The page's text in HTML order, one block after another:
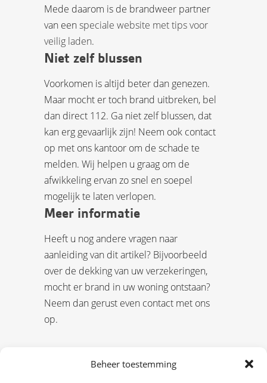
Beheer toestemming
Mede daarom is de brandweer partner
van eenspeciale website met tips voor
veilig laden.
Niet zelf blussen
Voorkomen is altijd beter dan genezen.
Maar mocht er toch brand uitbreken, bel
dan direct 112. Ga niet zelf blussen, dat
kan erg gevaarlijk zijn! Neem ook contact
op met ons kantoor om de schade te
melden. Wij helpen u graag om de
afwikkeling ervan zo snel en soepel
mogelijk te laten verlopen.
Meer informatie
Heeft u nog andere vragen naar
aanleiding van dit artikel? Bijvoorbeeld
over de dekking van uw verzekeringen,
mocht er brand in uw woning ontstaan?
Neem dan gerust even contact met ons
op.